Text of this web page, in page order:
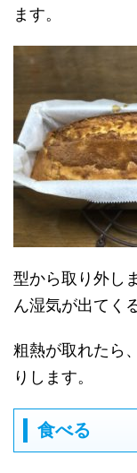
ます。
型から取り外し
ん湿気が出てく
粗熱が取れたら
りします。
食べる